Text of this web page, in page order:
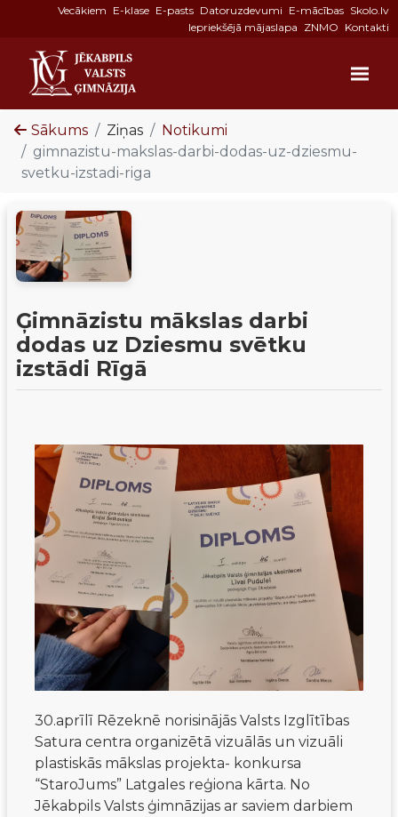
Vecākiem E-klase E-pasts Datoruzdevumi E-mācības Skolo.lv
Iepriekšējā mājaslapa ZNMO Kontakti
Sākums Ziņas
Notikumi
gimnazistu-makslas-darbi-dodas-uz-dziesmu-
svetku-izstadi-riga
Ģimnāzistu mākslas darbi
dodas uz Dziesmu svētku
izstādi Rīgā
30.aprīlī Rēzeknē norisinājās Valsts Izglītības
Satura centra organizētā vizuālās un vizuāli
plastiskās mākslas projekta- konkursa
“StaroJums” Latgales reģiona kārta. No
Jēkabpils Valsts ģimnāzijas ar saviem darbiem